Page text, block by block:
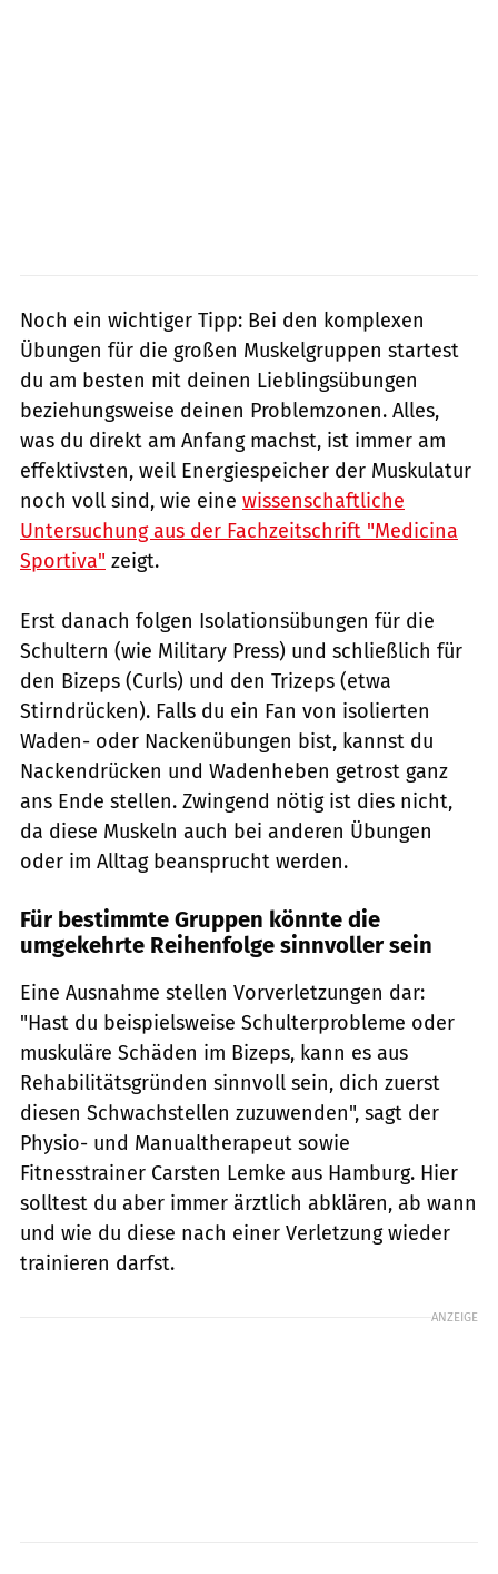
Noch ein wichtiger Tipp: Bei den komplexen
Übungen für die großen Muskelgruppen startest
du am besten mit deinen Lieblingsübungen
beziehungsweise deinen Problemzonen. Alles,
was du direkt am Anfang machst, ist immer am
effektivsten, weil Energiespeicher der Muskulatur
noch voll sind, wie eine wissenschaftliche
Untersuchung aus der Fachzeitschrift "Medicina
Sportiva" zeigt.
Erst danach folgen Isolationsübungen für die
Schultern (wie Military Press) und schließlich für
den Bizeps (Curls) und den Trizeps (etwa
Stirndrücken). Falls du ein Fan von isolierten
Waden- oder Nackenübungen bist, kannst du
Nackendrücken und Wadenheben getrost ganz
ans Ende stellen. Zwingend nötig ist dies nicht,
da diese Muskeln auch bei anderen Übungen
oder im Alltag beansprucht werden.
Für bestimmte Gruppen könnte die
umgekehrte Reihenfolge sinnvoller sein
Eine Ausnahme stellen Vorverletzungen dar:
"Hast du beispielsweise Schulterprobleme oder
muskuläre Schäden im Bizeps, kann es aus
Rehabilitätsgründen sinnvoll sein, dich zuerst
diesen Schwachstellen zuzuwenden", sagt der
Physio- und Manualtherapeut sowie
Fitnesstrainer Carsten Lemke aus Hamburg. Hier
solltest du aber immer ärztlich abklären, ab wann
und wie du diese nach einer Verletzung wieder
trainieren darfst.
ANZEIGE